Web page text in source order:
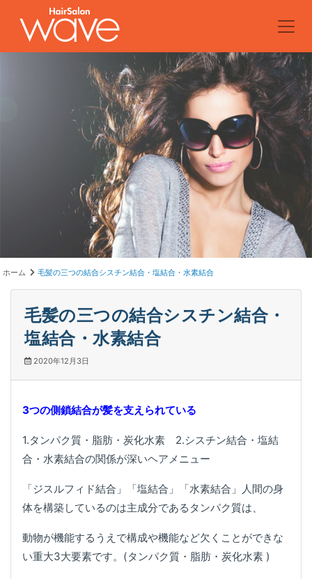
ホーム 毛髪の三つの結合シスチン結合・塩結合・水素結合
毛髪の三つの結合シスチン結合・
塩結合・水素結合
2020年12月3日
3つの側鎖結合が髪を支えられている
1.タンパク質・脂肪・炭化水素 2.シスチン結合・塩結
合・水素結合の関係が深いヘアメニュー
「ジスルフィド結合」「塩結合」「水素結合」人間の身
体を構築しているのは主成分であるタンパク質は、
動物が機能するうえで構成や機能など欠くことができな
い重大3大要素です。(タンパク質・脂肪・炭化水素 )